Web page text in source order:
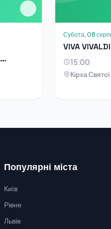
Субота, 08
VIVA VIVALDI
15:00
Кірха
Популярні міста
Київ
Рівне
Львів